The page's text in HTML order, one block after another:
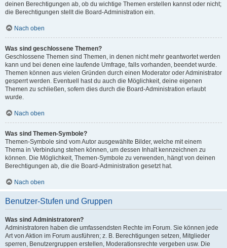
deinen Berechtigungen ab, ob du wichtige Themen erstellen kannst oder nicht;
die Berechtigungen stellt die Board-Administration ein.
Nach oben
Was sind geschlossene Themen?
Geschlossene Themen sind Themen, in denen nicht mehr geantwortet werden
kann und bei denen eine laufende Umfrage, falls vorhanden, beendet wurde.
Themen können aus vielen Gründen durch einen Moderator oder Administrator
gesperrt werden. Eventuell hast du auch die Möglichkeit, deine eigenen
Themen zu schließen, sofern dies durch die Board-Administration erlaubt
wurde.
Nach oben
Was sind Themen-Symbole?
Themen-Symbole sind vom Autor ausgewählte Bilder, welche mit einem
Thema in Verbindung stehen können, um dessen Inhalt kennzeichnen zu
können. Die Möglichkeit, Themen-Symbole zu verwenden, hängt von deinen
Berechtigungen ab, die die Board-Administration gesetzt hat.
Nach oben
Benutzer-Stufen und Gruppen
Was sind Administratoren?
Administratoren haben die umfassendsten Rechte im Forum. Sie können jede
Art von Aktion im Forum ausführen; z. B. Berechtigungen setzen, Mitglieder
sperren, Benutzergruppen erstellen, Moderationsrechte vergeben usw. Die